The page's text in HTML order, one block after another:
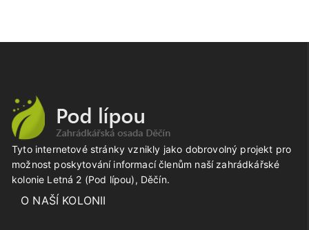
Tyto internetové stránky vznikly jako dobrovolný projekt pro
možnost poskytování informací členům naší zahrádkářské
kolonie Letná 2 (Pod lípou), Děčín.
O NAŠÍ KOLONII